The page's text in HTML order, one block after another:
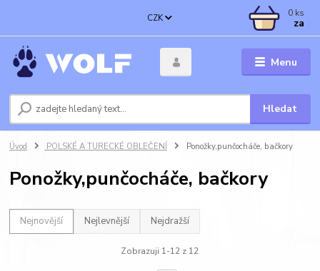
Menu
CZK
Hledat
0 ks
za
Úvod POLSKÉ A TURECKÉ OBLEČENÍ Ponožky,punčocháče, bačkory
Ponožky,punčocháče, bačkory
Nejnovější Nejlevnější Nejdražší
Zobrazuji 1-12 z 12